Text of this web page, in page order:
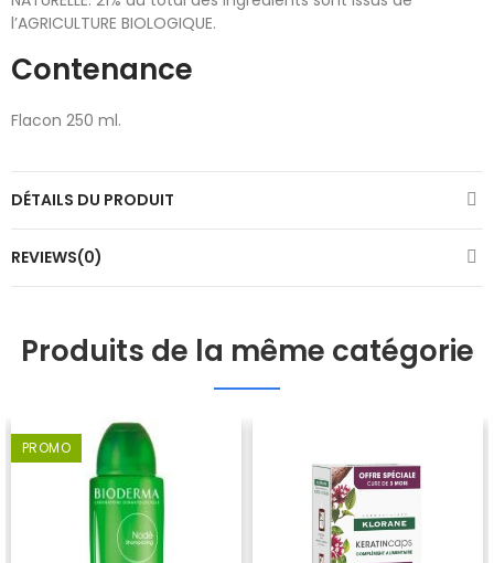
l’AGRICULTURE BIOLOGIQUE.
Contenance
Flacon 250 ml.
DÉTAILS DU PRODUIT
REVIEWS(0)
Produits de la même catégorie
PROMO